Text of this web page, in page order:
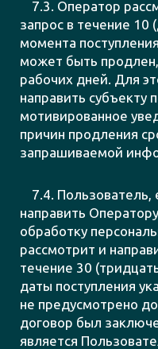
7.3. Оператор
запрос в течение 10
момента
может быть
рабочих дней. Для
направить субъекту
мотивированное
причин продления
запрашиваемой
7.4. Пользователь,
направить
обработку
рассмотрит и
течение 30
даты поступления
не предусмотрено
договор был
является